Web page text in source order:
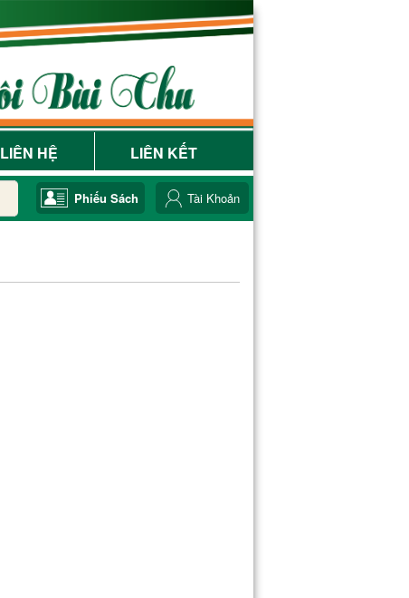
LIÊN HỆ LIÊN KẾT
Phiếu Sách Tài Khoản